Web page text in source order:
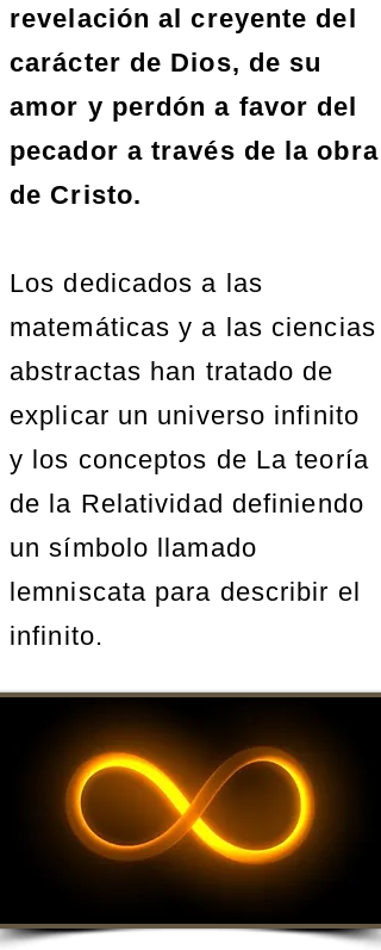
revelación al creyente del
carácter de Dios, de su
amor y perdón a favor del
pecador a través de la obra
de Cristo.
Los dedicados a las
matemáticas y a las ciencias
abstractas han tratado de
explicar un universo infinito
y los conceptos de La teoría
de la Relatividad definiendo
un símbolo llamado
lemniscata para describir el
infinito.